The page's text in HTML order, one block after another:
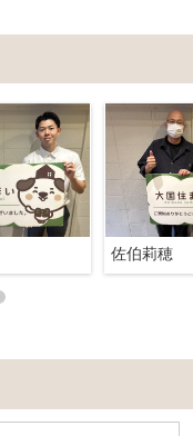
佐伯莉穂